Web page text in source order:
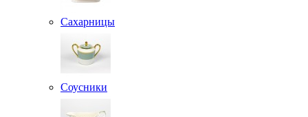
Сахарницы
Соусники